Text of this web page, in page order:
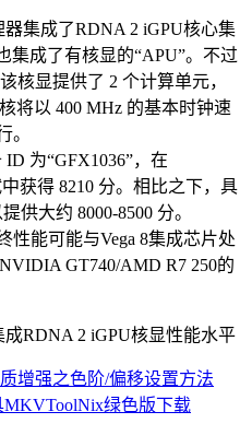
器集成了RDNA 2 iGPU核心集
集成了有核显的“APU”。不过
核显提供了 2 个计算单元，
将以 400 MHz 的基本时钟速
。
为“GFX1036”，在
中获得 8210 分。相比之下，具
供大约 8000-8500 分。
性能可能与Vega 8集成芯片处
GT740/AMD R7 250的
增强之色阶/偏移设置方法
绿色版下载